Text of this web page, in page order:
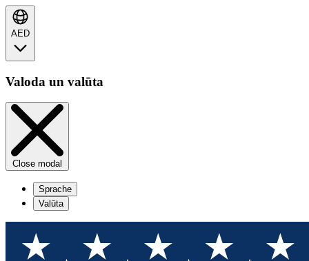
AED
Valoda un valūta
Close modal
Sprache
Valūta